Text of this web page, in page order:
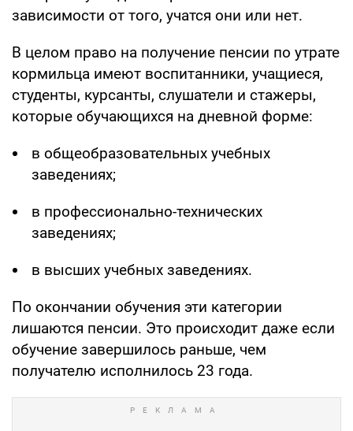
зависимости от того, учатся они или нет.
В целом право на получение пенсии по утрате
кормильца имеют воспитанники, учащиеся,
студенты, курсанты, слушатели и стажеры,
которые обучающихся на дневной форме:
в общеобразовательных учебных
заведениях;
в профессионально-технических
заведениях;
в высших учебных заведениях.
По окончании обучения эти категории
лишаются пенсии. Это происходит даже если
обучение завершилось раньше, чем
получателю исполнилось 23 года.